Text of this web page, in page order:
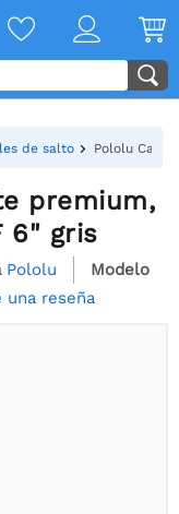
de salto Pololu
premium,
6" gris
Pololu
Modelo
una reseña